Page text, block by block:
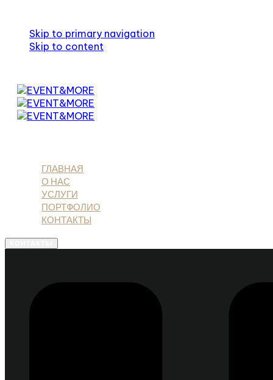
Skip to primary navigation
Skip to content
ГЛАВНАЯ
О НАС
УСЛУГИ
ПОРТФОЛИО
КОНТАКТЫ